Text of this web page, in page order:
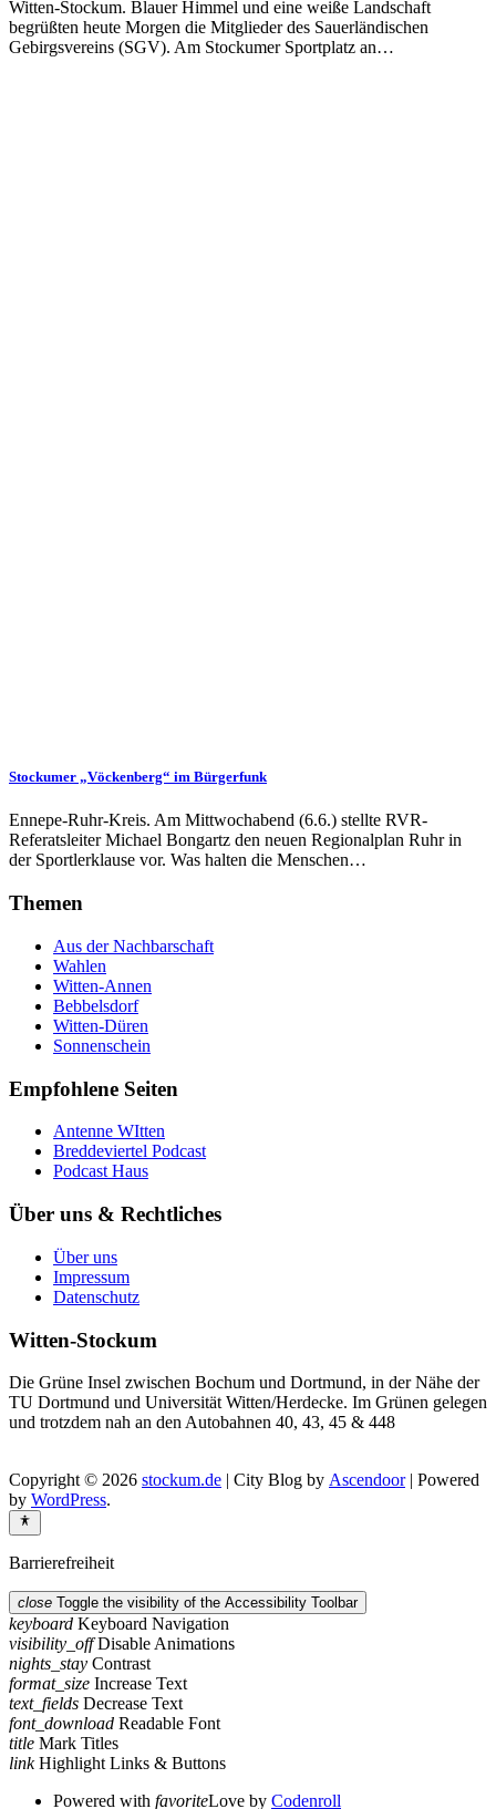
Witten-Stockum. Blauer Himmel und eine weiße Landschaft
begrüßten heute Morgen die Mitglieder des Sauerländischen
Gebirgsvereins (SGV). Am Stockumer Sportplatz an…
Stockumer „Vöckenberg“ im Bürgerfunk
Ennepe-Ruhr-Kreis. Am Mittwochabend (6.6.) stellte RVR-
Referatsleiter Michael Bongartz den neuen Regionalplan Ruhr in
der Sportlerklause vor. Was halten die Menschen…
Themen
Aus der Nachbarschaft
Wahlen
Witten-Annen
Bebbelsdorf
Witten-Düren
Sonnenschein
Empfohlene Seiten
Antenne WItten
Breddeviertel Podcast
Podcast Haus
Über uns & Rechtliches
Über uns
Impressum
Datenschutz
Witten-Stockum
Die Grüne Insel zwischen Bochum und Dortmund, in der Nähe der
TU Dortmund und Universität Witten/Herdecke. Im Grünen gelegen
und trotzdem nah an den Autobahnen 40, 43, 45 & 448
Copyright © 2026 stockum.de | City Blog by Ascendoor| Powered
by WordPress.
Barrierefreiheit
close Toggle the visibility of the Accessibility Toolbar
keyboard Keyboard Navigation
visibility_off Disable Animations
nights_stay Contrast
format_size Increase Text
text_fields Decrease Text
font_download Readable Font
title Mark Titles
link Highlight Links & Buttons
Powered with favoriteLove by Codenroll